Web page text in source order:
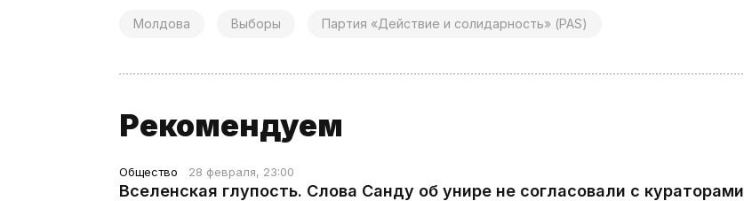
Молдова Выборы Партия «Действие и солидарность» (PAS)
Рекомендуем
Общество 28 февраля, 23:00
Вселенская глупость. Слова Санду об унире не согласовали с кураторами